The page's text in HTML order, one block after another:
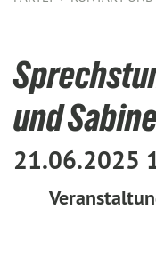
und
21.06.2025